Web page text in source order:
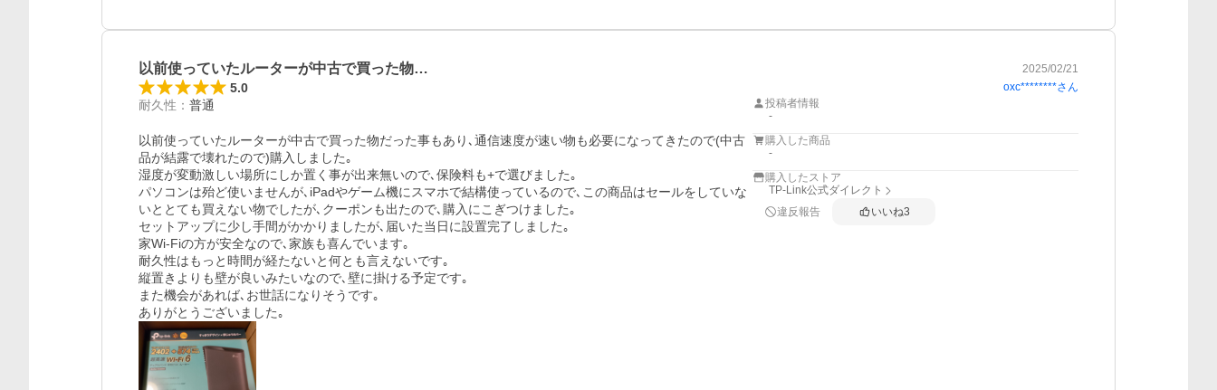
以前使っていたルーターが中古で買った物… 2025/02/21
5.0 oxc********さん
耐久性 ： 普通
以前使っていたルーターが中古で買った物だった事もあり､通信速度が速い物も必要になってきたので(中古
品が結露で壊れたので)購入しました｡
湿度が変動激しい場所にしか置く事が出来無いので､保険料も+で選びました｡
パソコンは殆ど使いませんが､iPadやゲーム機にスマホで結構使っているので､この商品はセールをしていな
いととても買えない物でしたが､クーポンも出たので､購入にこぎつけました｡
セットアップに少し手間がかかりましたが､届いた当日に設置完了しました｡
家Wi-Fiの方が安全なので､家族も喜んでいます｡
耐久性はもっと時間が経たないと何とも言えないです｡
縦置きよりも壁が良いみたいなので､壁に掛ける予定です｡
また機会があれば､お世話になりそうです｡
ありがとうございました｡
投稿者情報
-
購入した商品
-
購入したストア
TP-Link公式ダイレクト
違反報告
いいね3